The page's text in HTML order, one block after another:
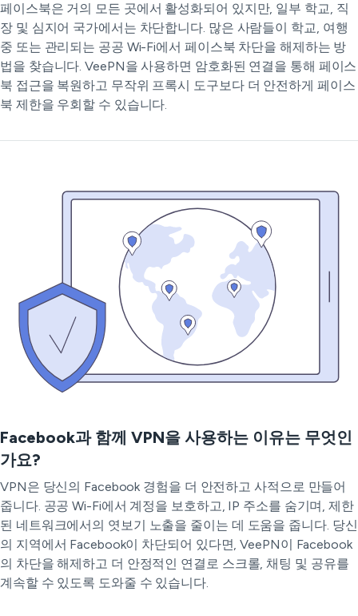
페이스북은 거의 모든 곳에서 활성화되어 있지만, 일부 학교, 직
장 및 심지어 국가에서는 차단합니다. 많은 사람들이 학교, 여행
중 또는 관리되는 공공 Wi-Fi에서 페이스북 차단을 해제하는 방
법을 찾습니다. VeePN을 사용하면 암호화된 연결을 통해 페이스
북 접근을 복원하고 무작위 프록시 도구보다 더 안전하게 페이스
북 제한을 우회할 수 있습니다.
Facebook과 함께 VPN을 사용하는 이유는 무엇인
가요?
VPN은 당신의 Facebook 경험을 더 안전하고 사적으로 만들어
줍니다. 공공 Wi-Fi에서 계정을 보호하고, IP 주소를 숨기며, 제한
된 네트워크에서의 엿보기 노출을 줄이는 데 도움을 줍니다. 당신
의 지역에서 Facebook이 차단되어 있다면, VeePN이 Facebook
의 차단을 해제하고 더 안정적인 연결로 스크롤, 채팅 및 공유를
계속할 수 있도록 도와줄 수 있습니다.